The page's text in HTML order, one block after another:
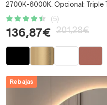
2700K-6000K. Opcional: Triple
(5)
136,87€ 201,28€
Rebajas